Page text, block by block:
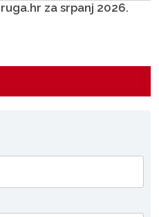
za srpanj 2026.